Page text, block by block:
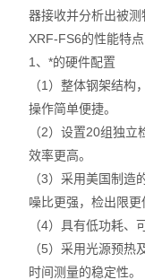
器接收并分析出被测
XRF-FS6的性能特点
1、*的硬件配置
（1）整体钢架结构
操作简单便捷。
（2）设置20组独
效率更高。
（3）采用美国制
噪比更强，检出限更
（4）具有低功耗、
（5）采用光源预
时间测量的稳定性。